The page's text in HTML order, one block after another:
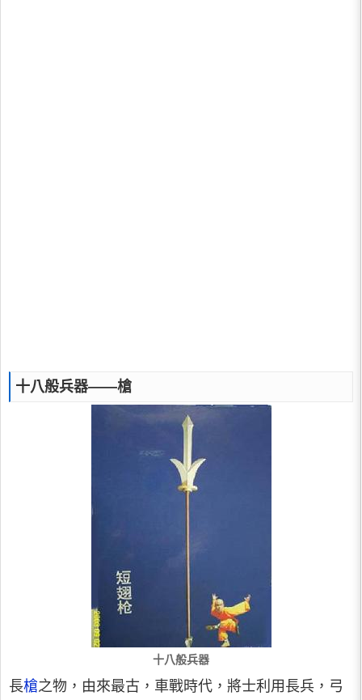
十八般兵器——槍
十八般兵器
長槍之物，由來最古，車戰時代，將士利用長兵，弓